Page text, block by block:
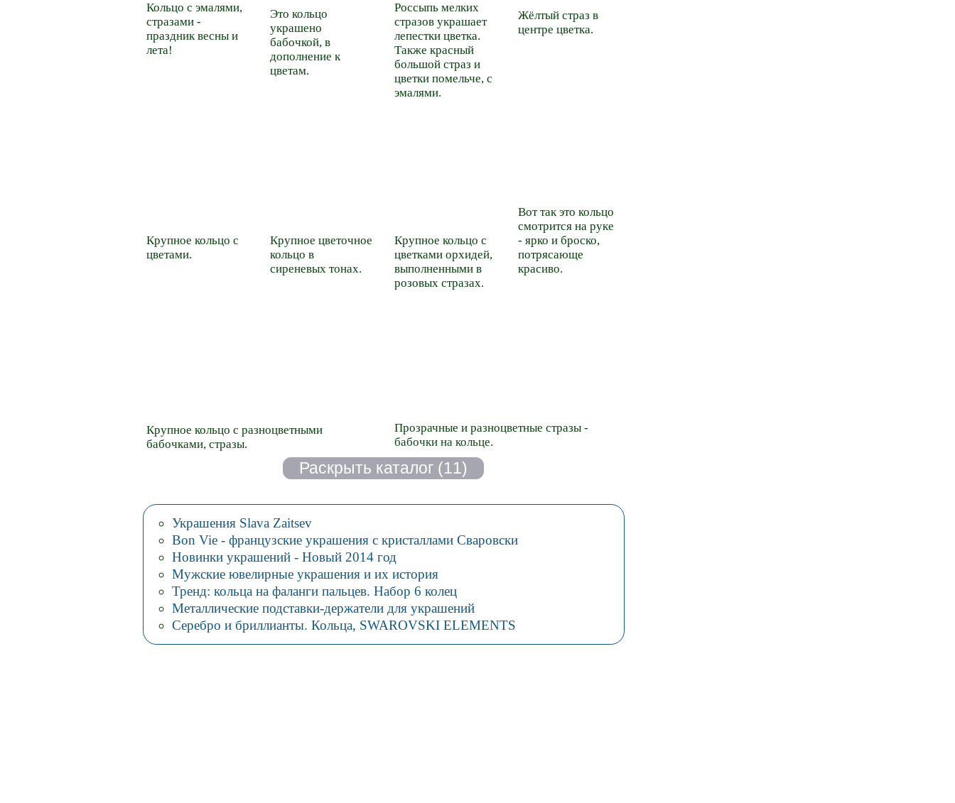
Кольцо с эмалями,
стразами -
праздник весны и
лета!
Это кольцо
украшено
бабочкой, в
дополнение к
цветам.
Россыпь мелких
стразов украшает
лепестки цветка.
Также красный
большой страз и
цветки помельче, с
эмалями.
Жёлтый страз в
центре цветка.
Крупное кольцо с
цветами.
Крупное цветочное
кольцо в
сиреневых тонах.
Крупное кольцо с
цветками орхидей,
выполненными в
розовых стразах.
Вот так это кольцо
смотрится на руке
- ярко и броско,
потрясающе
красиво.
Крупное кольцо с разноцветными
бабочками, стразы.
Прозрачные и разноцветные стразы -
бабочки на кольце.
Украшения Slava Zaitsev
Bon Vie - французские украшения с кристаллами Сваровски
Новинки украшений - Новый 2014 год
Мужские ювелирные украшения и их история
Тренд: кольца на фаланги пальцев. Набор 6 колец
Металлические подставки-держатели для украшений
Серебро и бриллианты. Кольца, SWAROVSKI ELEMENTS